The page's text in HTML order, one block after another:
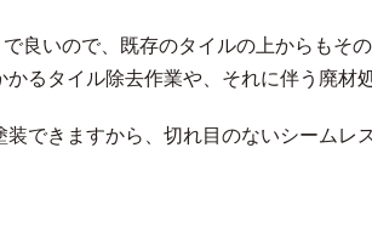
良いので、既存のタイルの上からもその
かるタイル除去作業や、それに伴う廃材
装できますから、切れ目のないシームレ